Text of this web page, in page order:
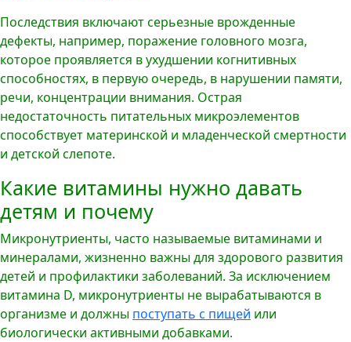
Последствия включают серьезные врожденные
дефекты, например, поражение головного мозга,
которое проявляется в ухудшении когнитивных
способностях, в первую очередь, в нарушении памяти,
речи, концентрации внимания. Острая
недостаточность питательных микроэлементов
способствует материнской и младенческой смертности
и детской слепоте.
Какие витамины нужно давать
детям и почему
Микронутриенты, часто называемые витаминами и
минералами, жизненно важны для здорового развития
детей и профилактики заболеваний. За исключением
витамина D, микронутриенты не вырабатываются в
организме и должны поступать с пищей или
биологически активными добавками.